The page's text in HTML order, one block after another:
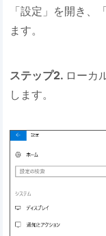
「設定」を開き、
ます。
ステップ2. ローカ
します。